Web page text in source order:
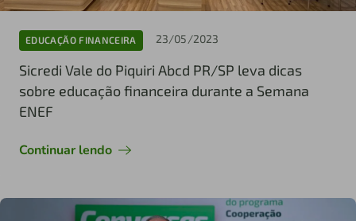
EDUCAÇÃO FINANCEIRA 23/05/2023
Sicredi Vale do Piquiri Abcd PR/SP leva dicas
sobre educação financeira durante a Semana
ENEF
Continuar lendo